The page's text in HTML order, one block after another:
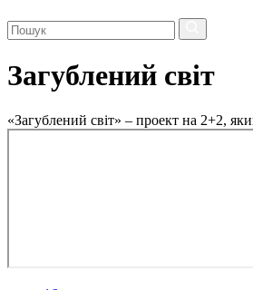
Загублений світ
«Загублений світ» – проект на 2+2,